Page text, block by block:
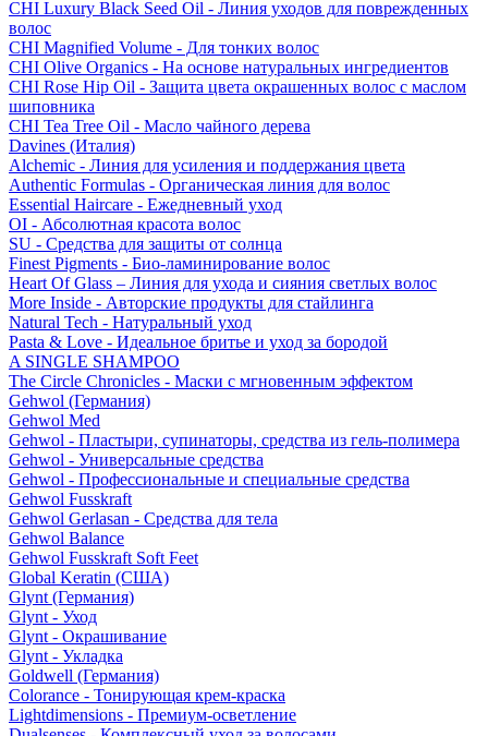
CHI Luxury Black Seed Oil - Линия уходов для поврежденных
волос
CHI Magnified Volume - Для тонких волос
CHI Olive Organics - На основе натуральных ингредиентов
CHI Rose Hip Oil - Защита цвета окрашенных волос с маслом
шиповника
CHI Tea Tree Oil - Масло чайного дерева
Davines (Италия)
Alchemic - Линия для усиления и поддержания цвета
Authentic Formulas - Органическая линия для волос
Essential Haircare - Eжедневный уход
OI - Абсолютная красота волос
SU - Средства для защиты от солнца
Finest Pigments - Био-ламинирование волос
Heart Of Glass – Линия для ухода и сияния светлых волос
More Inside - Авторские продукты для стайлинга
Natural Tech - Натуральный уход
Pasta & Love - Идеальное бритье и уход за бородой
A SINGLE SHAMPOO
The Circle Chronicles - Маски с мгновенным эффектом
Gehwol (Германия)
Gehwol Med
Gehwol - Пластыри, супинаторы, средства из гель-полимера
Gehwol - Универсальные средства
Gehwol - Профессиональные и специальные средства
Gehwol Fusskraft
Gehwol Gerlasan - Средства для тела
Gehwol Balance
Gehwol Fusskraft Soft Feet
Global Keratin (США)
Glynt (Германия)
Glynt - Уход
Glynt - Окрашивание
Glynt - Укладка
Goldwell (Германия)
Colorance - Тонирующая крем-краска
Lightdimensions - Премиум-осветление